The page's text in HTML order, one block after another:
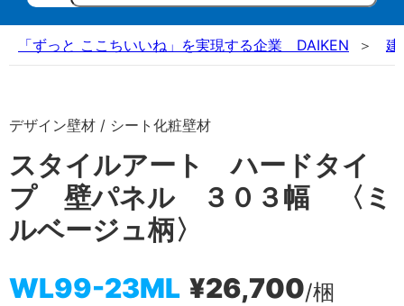
「ずっと ここちいいね」を実現する企業 DAIKEN 建
デザイン壁材 / シート化粧壁材
スタイルアート ハードタイ
プ 壁パネル ３０３幅 〈ミ
ルベージュ柄〉
WL99-23ML ¥26,700/梱